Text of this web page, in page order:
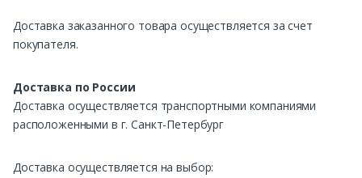
Доставка заказанного товара осуществляется за счет
покупателя.
Доставка по России
Доставка осуществляется транспортными компаниями
расположенными в г. Санкт-Петербург
Доставка осуществляется на выбор: